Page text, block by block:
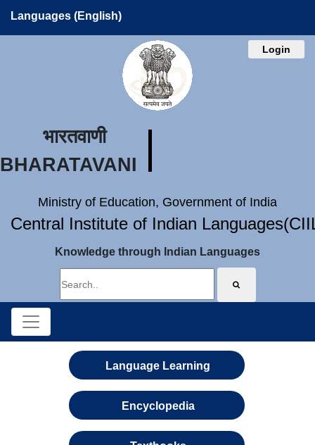
Languages (English)
Login
भारतवाणी
BHARATAVANI
Ministry of Education, Government of India
Central Institute of Indian
Knowledge through Indian Languages
Language Learning
Encyclopedia